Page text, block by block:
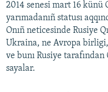
2014 senesi mart 16 künü
yarımadanıñ statusı
Onıñ neticesinde Rusiye
Ukraina, ne Avropa
ve bunı Rusiye tarafından
sayalar.